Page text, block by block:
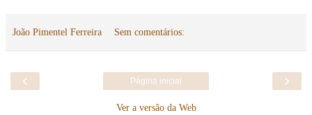
João Pimentel Ferreira Sem comentários:
‹ ›
Página inicial
Ver a versão da Web